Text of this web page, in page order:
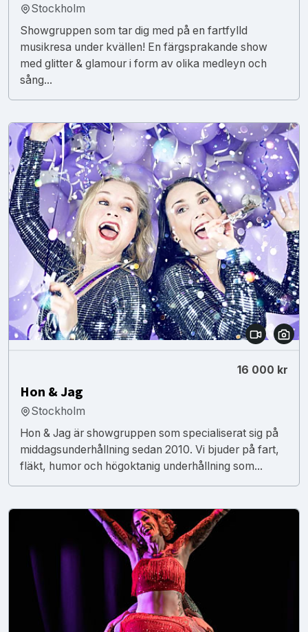
Stockholm
Showgruppen som tar dig med på en fartfylld
musikresa under kvällen! En färgsprakande show
med glitter & glamour i form av olika medleyn och
sång...
16 000 kr
Hon & Jag
Stockholm
Hon & Jag är showgruppen som specialiserat sig på
middagsunderhållning sedan 2010. Vi bjuder på fart,
fläkt, humor och högoktanig underhållning som...